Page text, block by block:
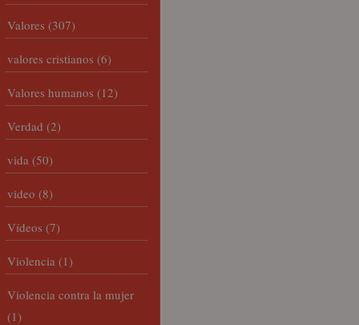
Valores (307)
valores cristianos (6)
Valores humanos (12)
Verdad (2)
vida (50)
video (8)
Vídeos (7)
Violencia (1)
Violencia contra la mujer
(1)